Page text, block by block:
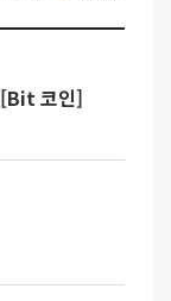
[Bit 코인]